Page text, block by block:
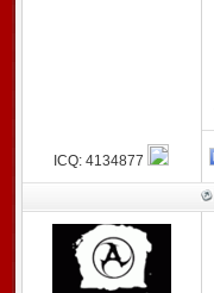
ICQ: 4134877